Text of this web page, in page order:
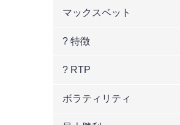
マックスベット
? 特徴
? RTP
ボラティリティ